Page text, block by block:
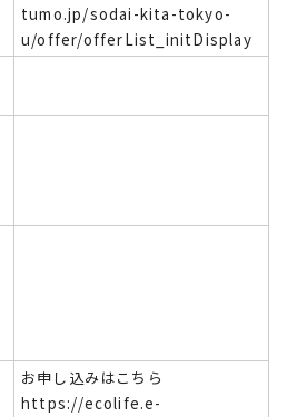
tumo.jp/sodai-kita-tokyo-
u/offer/offerList_initDisplay
お申し込みはこちら
https://ecolife.e-